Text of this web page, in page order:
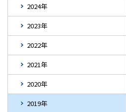
2024年
2023年
2022年
2021年
2020年
2019年